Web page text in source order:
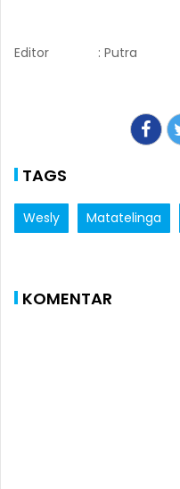
Editor : Putra
TAGS
Wesly Matatelinga
KOMENTAR